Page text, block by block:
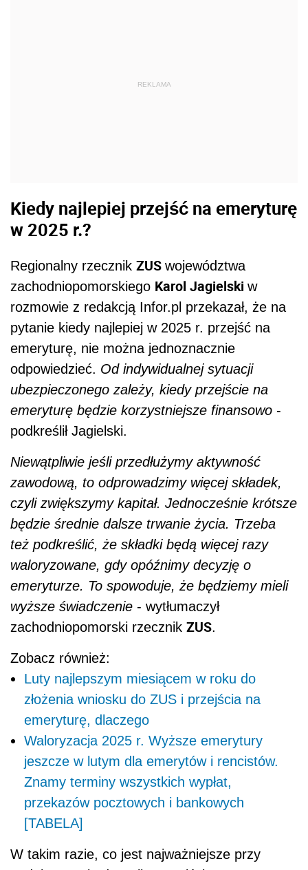
REKLAMA
Kiedy najlepiej przejść na emeryturę
w 2025 r.?
Regionalny rzecznik ZUS województwa
zachodniopomorskiego Karol Jagielski w
rozmowie z redakcją Infor.pl przekazał, że na
pytanie kiedy najlepiej w 2025 r. przejść na
emeryturę, nie można jednoznacznie
odpowiedzieć. Od indywidualnej sytuacji
ubezpieczonego zależy, kiedy przejście na
emeryturę będzie korzystniejsze finansowo -
podkreślił Jagielski.
Niewątpliwie jeśli przedłużymy aktywność
zawodową, to odprowadzimy więcej składek,
czyli zwiększymy kapitał. Jednocześnie krótsze
będzie średnie dalsze trwanie życia. Trzeba
też podkreślić, że składki będą więcej razy
waloryzowane, gdy opóźnimy decyzję o
emeryturze. To spowoduje, że będziemy mieli
wyższe świadczenie - wytłumaczył
zachodniopomorski rzecznik ZUS.
Zobacz również:
Luty najlepszym miesiącem w roku do
złożenia wniosku do ZUS i przejścia na
emeryturę, dlaczego
Waloryzacja 2025 r. Wyższe emerytury
jeszcze w lutym dla emerytów i rencistów.
Znamy terminy wszystkich wypłat,
przekazów pocztowych i bankowych
[TABELA]
W takim razie, co jest najważniejsze przy